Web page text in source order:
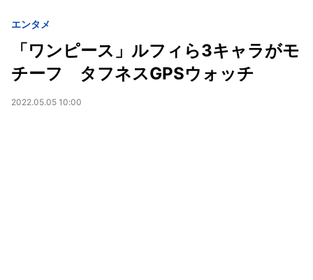
エンタメ
「ワンピース」ルフィら3キャラがモ
チーフ タフネスGPSウォッチ
2022.05.05 10:00